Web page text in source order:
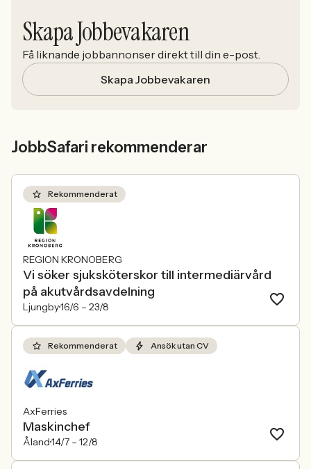
Skapa Jobbevakaren
Få liknande jobbannonser direkt till din e-post.
Skapa Jobbevakaren
JobbSafari rekommenderar
Rekommenderat
REGION KRONOBERG
Vi söker sjuksköterskor till intermediärvård
på akutvårdsavdelning
Ljungby16/6 – 23/8
Rekommenderat Ansök utan CV
AxFerries
Maskinchef
Åland14/7 – 12/8